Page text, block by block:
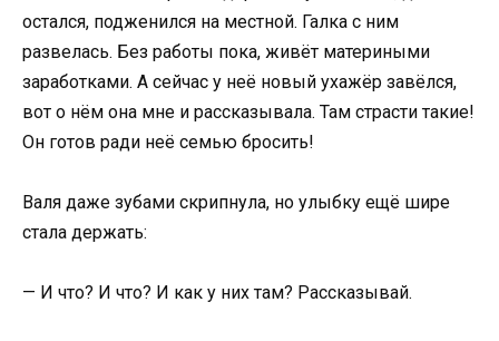
остался, подженился на местной. Галка с ним
развелась. Без работы пока, живёт материными
заработками. А сейчас у неё новый ухажёр завёлся,
вот о нём она мне и рассказывала. Там страсти такие!
Он готов ради неё семью бросить!
Валя даже зубами скрипнула, но улыбку ещё шире
стала держать:
— И что? И что? И как у них там? Рассказывай.